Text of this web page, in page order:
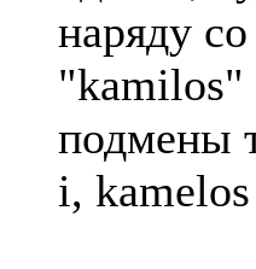
наряду
"kamilos"
подмены
i,